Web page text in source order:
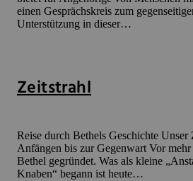
einen Gesprächskreis zum
Unterstützung in dieser…
Zeitstrahl
Reise durch Bethels Geschichte Unser
Anfängen bis zur Gegenwart Vor
Bethel gegründet. Was als kleine
Knaben“ begann ist heute…